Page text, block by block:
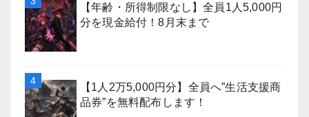
【年齢・所得制限なし】全員1人5,000円
分を現金給付！8月末まで
【1人2万5,000円分】全員へ”生活支援商
品券”を無料配布します！